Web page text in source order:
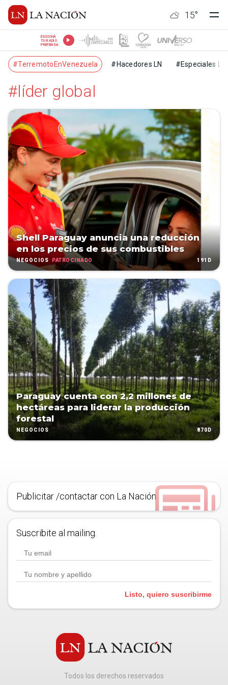
15°
ESCUCHÁ
TU RADIO
PREFERIDA
#TerremotoEnVenezuela #Hacedores LN #Especiales LN
#líder global
Shell Paraguay anuncia una reducción
en los precios de sus combustibles
NEGOCIOS PATROCINADO 191D
Paraguay cuenta con 2,2 millones de
hectáreas para liderar la producción
forestal
NEGOCIOS 870D
Publicitar /contactar con La Nación
Suscribite al mailing.
Listo, quiero suscribirme
Todos los derechos reservados